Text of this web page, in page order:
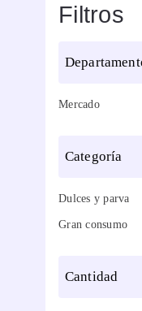
Filtros
Mercado
categoría
Dulces y parva
Gran consumo
cantidad